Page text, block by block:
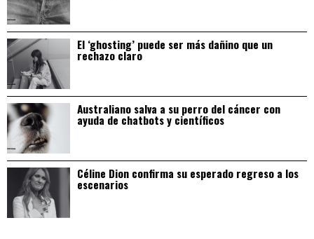
El ‘ghosting’ puede ser más dañino que un
rechazo claro
Australiano salva a su perro del cáncer con
ayuda de chatbots y científicos
Céline Dion confirma su esperado regreso a los
escenarios